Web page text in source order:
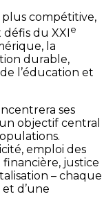
compétitive,
du XXIe
la
durable,
l’éducation et
ses
objectif central
emploi des
justice
– chaque
d’une